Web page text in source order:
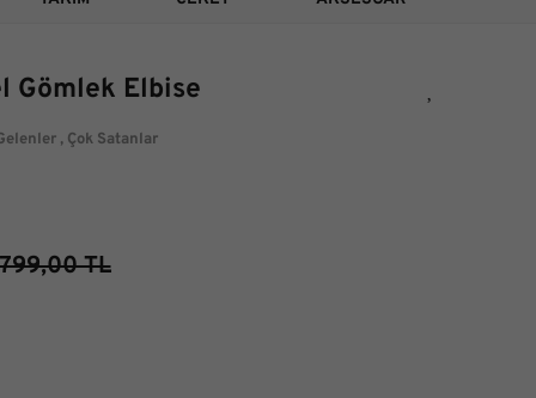
Gömlek Elbise
, Çok Satanlar
TL